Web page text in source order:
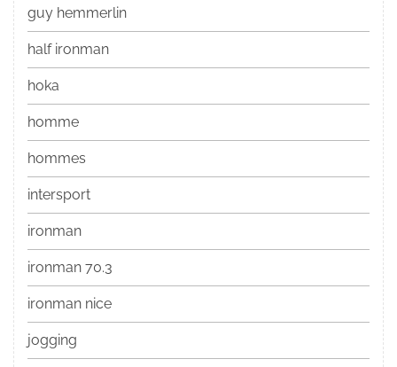
guy hemmerlin
half ironman
hoka
homme
hommes
intersport
ironman
ironman 70.3
ironman nice
jogging